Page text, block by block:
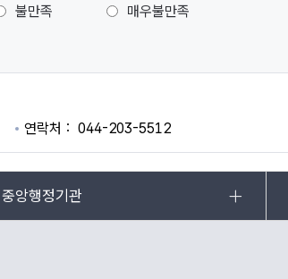
불만족 매우불만족
연락처 044-203-5512
중앙행정기관